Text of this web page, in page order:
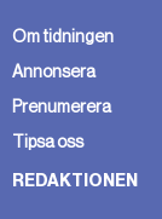
Om tidningen
Annonsera
Prenumerera
Tipsa oss
REDAKTIONEN